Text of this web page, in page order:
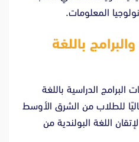
المعلومات.
باللغة
البرامج الدراسية باللغة
للطلاب من الشرق الأوسط
اللغة البولندية من